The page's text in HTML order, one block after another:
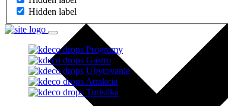
Hidden label
Programy
Gastro
Ubytovanie
Atrakcia
Turistika